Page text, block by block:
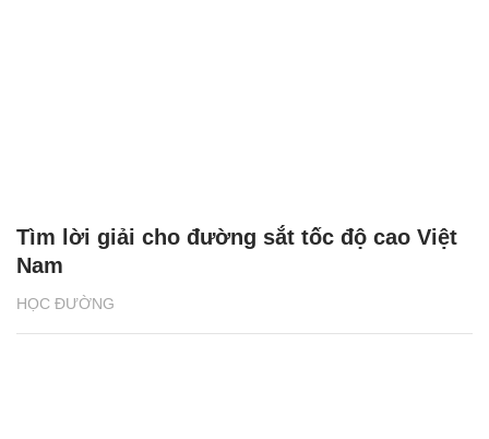
HỌC ĐƯỜNG
Tìm lời giải cho đường sắt tốc độ cao Việt
Nam